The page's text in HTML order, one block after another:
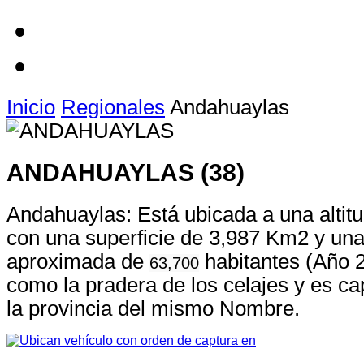
Inicio Regionales Andahuaylas
ANDAHUAYLAS (38)
Andahuaylas: Está ubicada a una
con una superficie de 3,987 Km2 y
aproximada de 63,700 habitantes (Año
como la pradera de los celajes y es
la provincia del mismo Nombre.